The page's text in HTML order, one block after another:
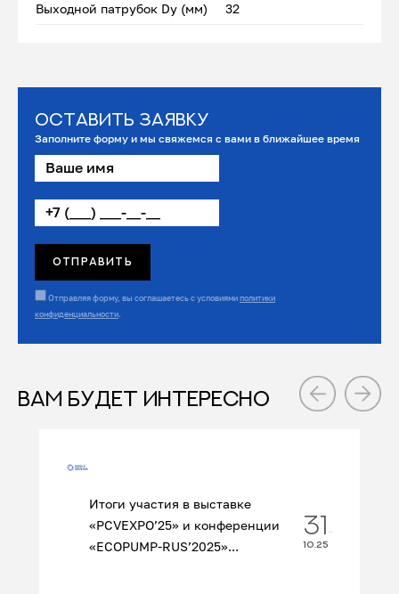
Выходной патрубок Dу (мм) 32
Оставить заявку
Заполните форму и мы свяжемся с вами в ближайшее время
Отправляя форму, вы соглашаетесь с условиямиполитики
конфиденциальности.
ВАМ БУДЕТ ИНТЕРЕСНО
Итоги участия в выставке
«PCVEXPO’25» и конференции
«ECOPUMP‑RUS’2025»...
31
10.25